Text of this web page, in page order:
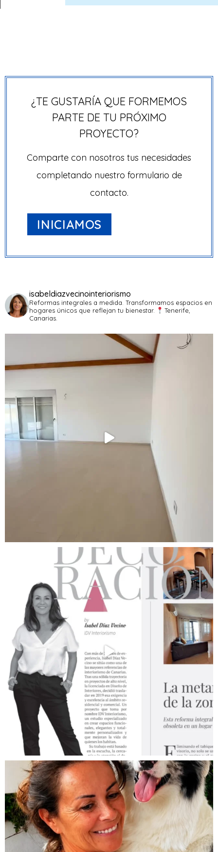
¿TE GUSTARÍA QUE FORMEMOS
PARTE DE TU PRÓXIMO
PROYECTO?
Comparte con nosotros tus necesidades
completando nuestro formulario de
contacto.
INICIAMOS
isabeldiazvecinointeriorismo
Reformas integrales a medida. Transformamos espacios en
hogares únicos que reflejan tu bienestar.
Tenerife,
Canarias.